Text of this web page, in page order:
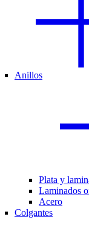
Anillos
Plata y
Laminados
Acero
Colgantes